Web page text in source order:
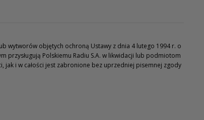
wytworów objętych ochroną Ustawy z dnia 4 lutego 1994 r. o
przysługują Polskiemu Radiu S.A. w likwidacji lub podmiotom
jak i w całości jest zabronione bez uprzedniej pisemnej zgody